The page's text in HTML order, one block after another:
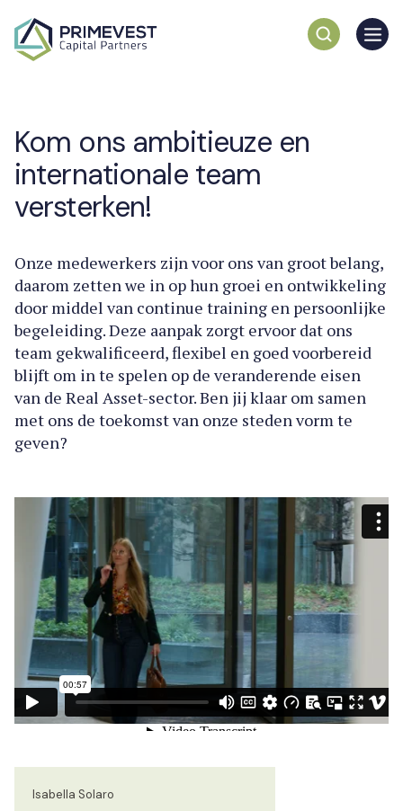
Kom ons ambitieuze en
internationale team
versterken!
Onze medewerkers zijn voor ons van groot belang,
daarom zetten we in op hun groei en ontwikkeling
door middel van continue training en persoonlijke
begeleiding. Deze aanpak zorgt ervoor dat ons
team gekwalificeerd, flexibel en goed voorbereid
blijft om in te spelen op de veranderende eisen
van de Real Asset-sector. Ben jij klaar om samen
met ons de toekomst van onze steden vorm te
geven?
Isabella Solaro